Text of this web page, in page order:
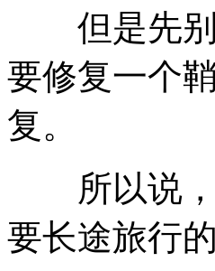
但是先别
要修复一个
复。
所以说，
要长途旅行